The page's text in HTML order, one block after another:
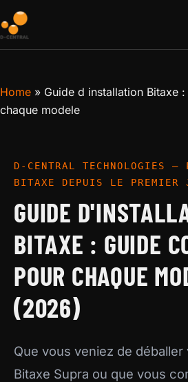
Home » Guide d installation Bitaxe
chaque modele
D-CENTRAL TECHNOLOGIES —
BITAXE DEPUIS LE PREMIER
GUIDE
BITAXE : GUIDE
POUR CHAQUE
(2026)
Que vous veniez de
Bitaxe Supra ou que vous